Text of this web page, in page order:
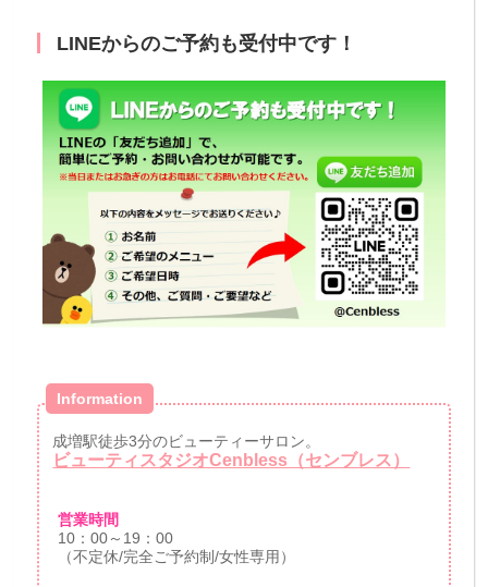
LINEからのご予約も受付中です！
Information
成増駅徒歩3分のビューティーサロン。
ビューティスタジオCenbless（センブレス）
営業時間
10：00～19：00
（不定休/完全ご予約制/女性専用）